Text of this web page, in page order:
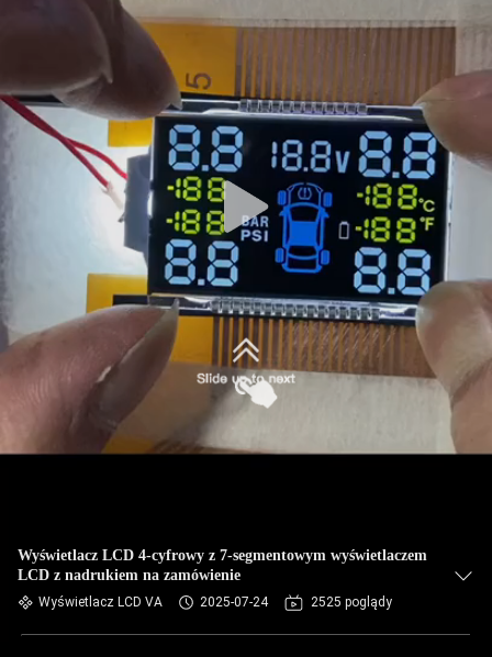
Wyświetlacz LCD 4-cyfrowy z 7-segmentowym wyświetlaczem
LCD z nadrukiem na zamówienie
Wyświetlacz LCD VA 2025-07-24 2525 poglądy